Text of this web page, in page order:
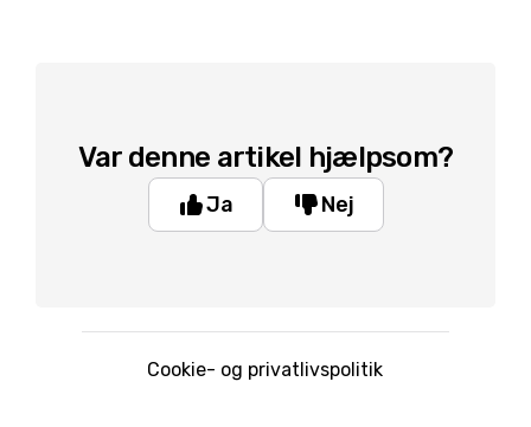
Var denne artikel hjælpsom?
Ja Nej
Cookie- og privatlivspolitik